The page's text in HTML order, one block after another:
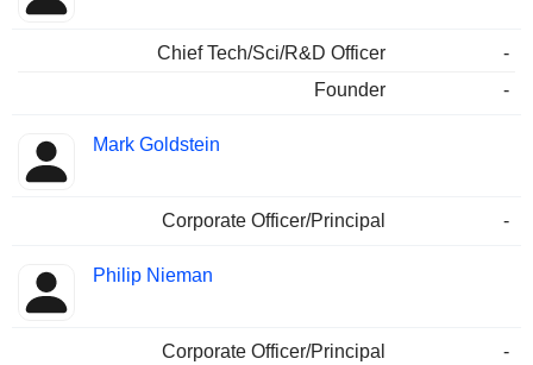
Chief Tech/Sci/R&D Officer
-
Founder
-
Mark Goldstein
Corporate Officer/Principal -
Philip Nieman
Corporate Officer/Principal -